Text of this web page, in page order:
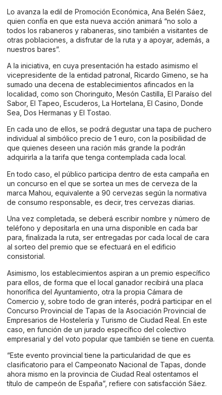
Lo avanza la edil de Promoción Económica, Ana Belén Sáez,
quien confía en que esta nueva acción animará “no solo a
todos los rabaneros y rabaneras, sino también a visitantes de
otras poblaciones, a disfrutar de la ruta y a apoyar, además, a
nuestros bares”.
A la iniciativa, en cuya presentación ha estado asimismo el
vicepresidente de la entidad patronal, Ricardo Gimeno, se ha
sumado una decena de establecimientos afincados en la
localidad, como son Choringuito, Mesón Castilla, El Paraíso del
Sabor, El Tapeo, Escuderos, La Hortelana, El Casino, Donde
Sea, Dos Hermanas y El Tostao.
En cada uno de ellos, se podrá degustar una tapa de puchero
individual al simbólico precio de 1 euro, con la posibilidad de
que quienes deseen una ración más grande la podrán
adquirirla a la tarifa que tenga contemplada cada local.
En todo caso, el público participa dentro de esta campaña en
un concurso en el que se sortea un mes de cerveza de la
marca Mahou, equivalente a 90 cervezas según la normativa
de consumo responsable, es decir, tres cervezas diarias.
Una vez completada, se deberá escribir nombre y número de
teléfono y depositarla en una urna disponible en cada bar
para, finalizada la ruta, ser entregadas por cada local de cara
al sorteo del premio que se efectuará en el edificio
consistorial.
Asimismo, los establecimientos aspiran a un premio específico
para ellos, de forma que el local ganador recibirá una placa
honorífica del Ayuntamiento, otra la propia Cámara de
Comercio y, sobre todo de gran interés, podrá participar en el
Concurso Provincial de Tapas de la Asociación Provincial de
Empresarios de Hostelería y Turismo de Ciudad Real. En este
caso, en función de un jurado específico del colectivo
empresarial y del voto popular que también se tiene en cuenta.
“Este evento provincial tiene la particularidad de que es
clasificatorio para el Campeonato Nacional de Tapas, donde
ahora mismo en la provincia de Ciudad Real ostentamos el
título de campeón de España”, refiere con satisfacción Sáez.